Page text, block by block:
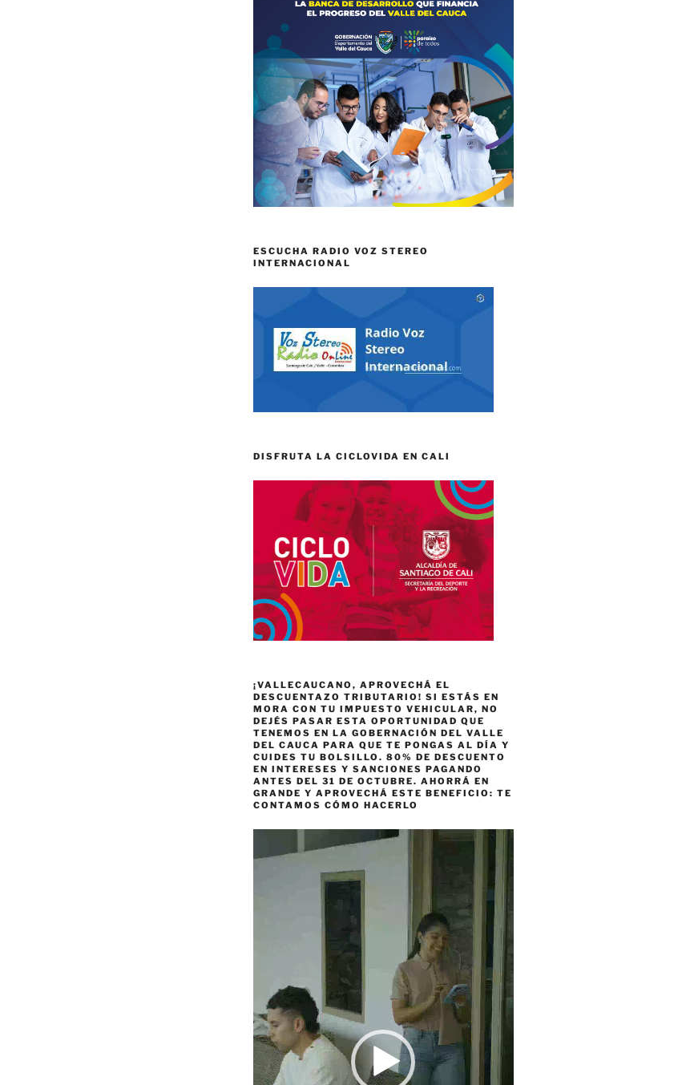
ESCUCHA RADIO VOZ STEREO
INTERNACIONAL
DISFRUTA LA CICLOVIDA EN CALI
¡VALLECAUCANO, APROVECHÁ EL
DESCUENTAZO TRIBUTARIO! SI ESTÁS EN
MORA CON TU IMPUESTO VEHICULAR, NO
DEJÉS PASAR ESTA OPORTUNIDAD QUE
TENEMOS EN LA GOBERNACIÓN DEL VALLE
DEL CAUCA PARA QUE TE PONGAS AL DÍA Y
CUIDES TU BOLSILLO. 80% DE DESCUENTO
EN INTERESES Y SANCIONES PAGANDO
ANTES DEL 31 DE OCTUBRE. AHORRÁ EN
GRANDE Y APROVECHÁ ESTE BENEFICIO: TE
CONTAMOS CÓMO HACERLO
de